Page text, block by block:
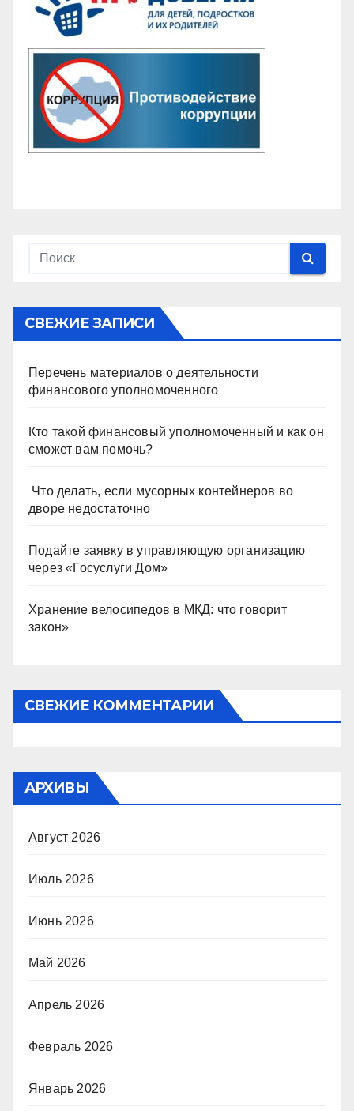
СВЕЖИЕ ЗАПИСИ
Перечень материалов о деятельности
финансового уполномоченного
Кто такой финансовый уполномоченный и как он
сможет вам помочь?
Что делать, если мусорных контейнеров во
дворе недостаточно
Подайте заявку в управляющую организацию
через «Госуслуги Дом»
Хранение велосипедов в МКД: что говорит
закон»
СВЕЖИЕ КОММЕНТАРИИ
АРХИВЫ
Август 2026
Июль 2026
Июнь 2026
Май 2026
Апрель 2026
Февраль 2026
Январь 2026